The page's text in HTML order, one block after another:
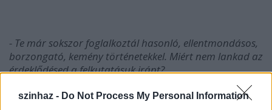
szinhaz - Do Not Process My Personal Information
- Te már sokszor foglalkoztál hasonló, ellentmondásos,
borzongató, kemény történetekkel. Miért nem lankad az
érdeklődésed a felkutatásuk iránt?
Vidovszky György:A bennem lévő hiányérzet miatt